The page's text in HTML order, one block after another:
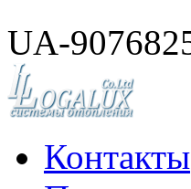
UA-
Контакты